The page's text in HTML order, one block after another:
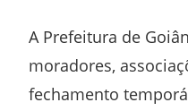
A Prefeitura de
moradores,
fechamento